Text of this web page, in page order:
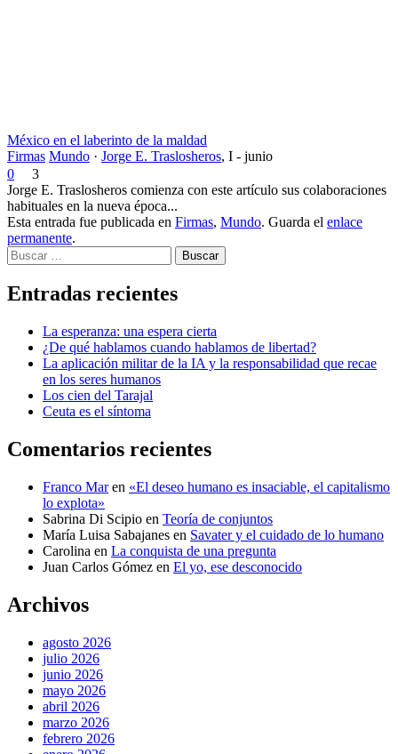
México en el laberinto de la maldad
Firmas Mundo · Jorge E. Traslosheros, I - junio
0
3
Jorge E. Traslosheros comienza con este artículo sus colaboraciones
habituales en la nueva época...
Esta entrada fue publicada en Firmas, Mundo. Guarda el enlace
permanente.
Buscar
Entradas recientes
La esperanza: una espera cierta
¿De qué hablamos cuando hablamos de libertad?
La aplicación militar de la IA y la responsabilidad que recae
en los seres humanos
Los cien del Tarajal
Ceuta es el síntoma
Comentarios recientes
Franco Maren «El deseo humano es insaciable, el capitalismo
lo explota»
Sabrina Di Scipio en Teoría de conjuntos
María Luisa Sabajanes en Savater y el cuidado de lo humano
Carolina en La conquista de una pregunta
Juan Carlos Gómez en El yo, ese desconocido
Archivos
agosto 2026
julio 2026
junio 2026
mayo 2026
abril 2026
marzo 2026
febrero 2026